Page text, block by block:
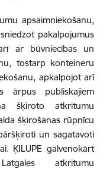
apsaimniekošanu,
pakalpojumus
ar būvniecības un
tostarp konteineru
apkalpojot arī
ārpus publiskajiem
šķiroto atkritumu
šķirošanas rūpnīcu
un sagatavoti
ĶILUPE galvenokārt
atkritumu